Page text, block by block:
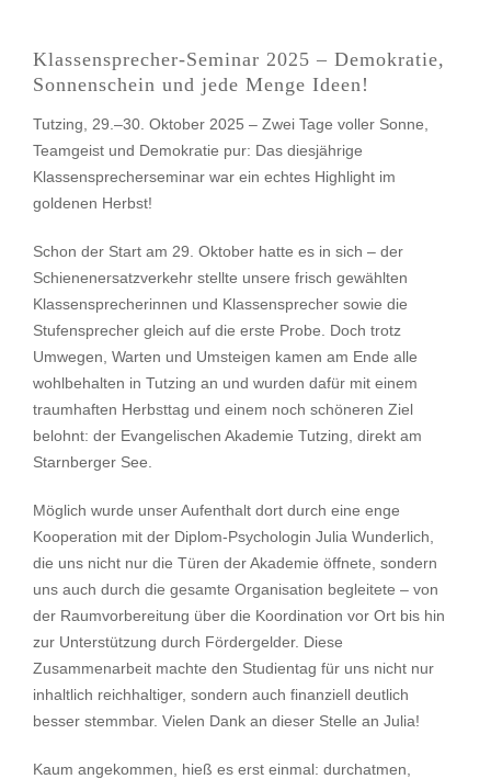
Klassensprecher-Seminar 2025 – Demokratie,
Sonnenschein und jede Menge Ideen!
Tutzing, 29.–30. Oktober 2025 – Zwei Tage voller Sonne,
Teamgeist und Demokratie pur: Das diesjährige
Klassensprecherseminar war ein echtes Highlight im
goldenen Herbst!
Schon der Start am 29. Oktober hatte es in sich – der
Schienenersatzverkehr stellte unsere frisch gewählten
Klassensprecherinnen und Klassensprecher sowie die
Stufensprecher gleich auf die erste Probe. Doch trotz
Umwegen, Warten und Umsteigen kamen am Ende alle
wohlbehalten in Tutzing an und wurden dafür mit einem
traumhaften Herbsttag und einem noch schöneren Ziel
belohnt: der Evangelischen Akademie Tutzing, direkt am
Starnberger See.
Möglich wurde unser Aufenthalt dort durch eine enge
Kooperation mit der Diplom-Psychologin Julia Wunderlich,
die uns nicht nur die Türen der Akademie öffnete, sondern
uns auch durch die gesamte Organisation begleitete – von
der Raumvorbereitung über die Koordination vor Ort bis hin
zur Unterstützung durch Fördergelder. Diese
Zusammenarbeit machte den Studientag für uns nicht nur
inhaltlich reichhaltiger, sondern auch finanziell deutlich
besser stemmbar. Vielen Dank an dieser Stelle an Julia!
Kaum angekommen, hieß es erst einmal: durchatmen,